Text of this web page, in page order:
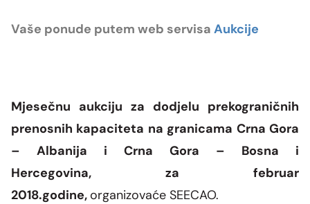
Vaše ponude putem web servisa Aukcije
Mjesečnu aukciju za dodjelu prekograničnih
prenosnih kapaciteta na granicama Crna Gora
– Albanija i Crna Gora – Bosna i
Hercegovina, za februar
2018.godine, organizovaće SEECAO.